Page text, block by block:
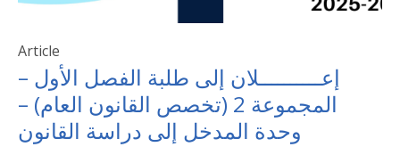
Article
إعــــــــــلان إلى طلبة الفصل الأول –
المجموعة 2 (تخصص القانون العام) –
وحدة المدخل إلى دراسة القانون